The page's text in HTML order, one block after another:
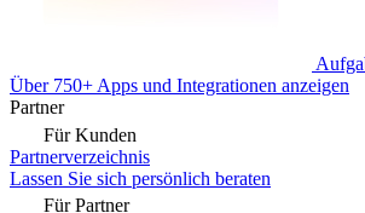
Über 750+ Apps und Integrationen anzeigen
Partner
Für Kunden
Partnerverzeichnis
Lassen Sie sich persönlich beraten
Für Partner